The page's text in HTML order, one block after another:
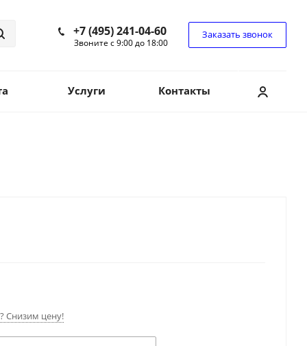
+7 (495) 241-04-60
Звоните с 9:00 до 18:00
Заказать звонок
Услуги Контакты
Снизим цену!